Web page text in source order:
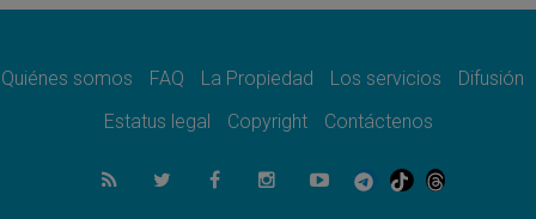
quienes bendicen la guerra
Ucrania: Ataque masivo en Kyiv durante la
05.08.2026
Colombo: "La visita del Papa a Argentina
Quiénes somos FAQ La Propiedad Los servicios
Difusión
Estatus legal
Copyright Contáctenos